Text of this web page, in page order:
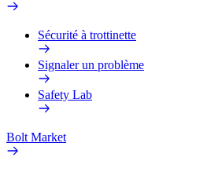
Sécurité à trottinette
Signaler un problème
Safety Lab
Bolt Market